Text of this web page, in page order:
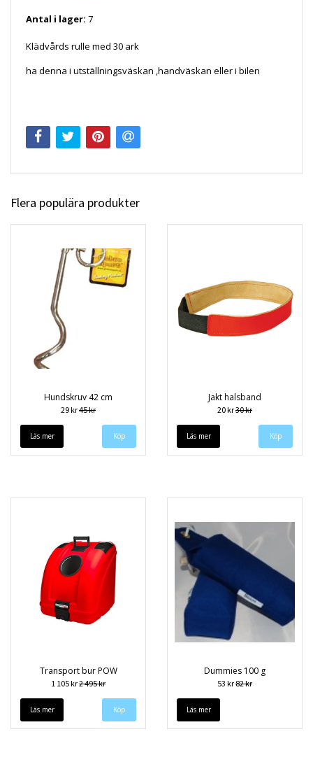
Antal i lager: 7
Klädvårds rulle med 30 ark
ha denna i utställningsväskan ,handväskan eller i bilen
Flera populära produkter
Hundskruv 42 cm
29 kr45 kr
Läs mer
Jakt halsband
20 kr30 kr
Läs mer Köp
Transport bur POW
1 105 kr2 495 kr
Läs mer Köp
Dummies 100 g
53 kr82 kr
Läs mer